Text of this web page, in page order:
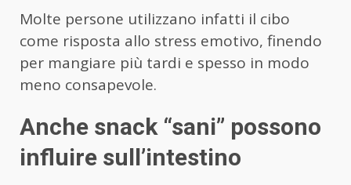
Molte persone utilizzano infatti il cibo
come risposta allo stress emotivo, finendo
per mangiare più tardi e spesso in modo
meno consapevole.
Anche snack “sani” possono
influire sull’intestino